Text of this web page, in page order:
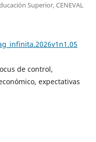
Superior, CENEVAL
de control,
expectativas